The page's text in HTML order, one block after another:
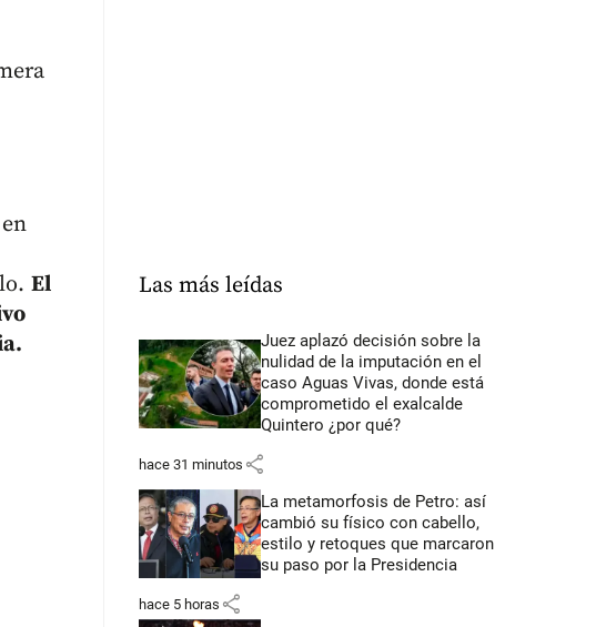
El
Las más leídas
Juez aplazó decisión sobre la
nulidad de la imputación en el
caso Aguas Vivas, donde está
comprometido el exalcalde
Quintero ¿por qué?
hace 31 minutos share
La metamorfosis de Petro: así
cambió su físico con cabello,
estilo y retoques que marcaron
su paso por la Presidencia
hace 5 horas share